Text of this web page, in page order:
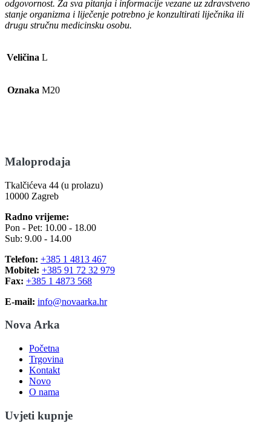
odgovornost. Za sva pitanja i informacije vezane uz zdravstveno
stanje organizma i liječenje potrebno je konzultirati liječnika ili
drugu stručnu medicinsku osobu.
Veličina L
Oznaka M20
Maloprodaja
Tkalčićeva 44 (u prolazu)
10000 Zagreb
Radno vrijeme:
Pon - Pet: 10.00 - 18.00
Sub: 9.00 - 14.00
Telefon: +385 1 4813 467
Mobitel: +385 91 72 32 979
Fax: +385 1 4873 568
E-mail: info@novaarka.hr
Nova Arka
Početna
Trgovina
Kontakt
Novo
O nama
Uvjeti kupnje